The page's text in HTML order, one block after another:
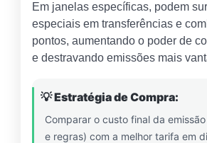
Em janelas específicas, podem
especiais em transferências e
pontos, aumentando o poder de
e destravando emissões mais
💡 Estratégia de Compra:
Comparar o custo final da
e regras) com a melhor tarifa em